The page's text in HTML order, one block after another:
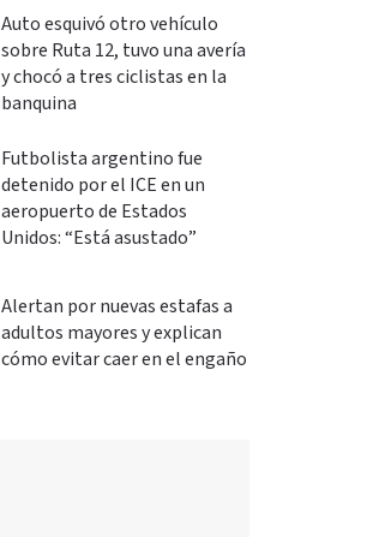
Auto esquivó otro vehículo
sobre Ruta 12, tuvo una avería
y chocó a tres ciclistas en la
banquina
Futbolista argentino fue
detenido por el ICE en un
aeropuerto de Estados
Unidos: “Está asustado”
Alertan por nuevas estafas a
adultos mayores y explican
cómo evitar caer en el engaño